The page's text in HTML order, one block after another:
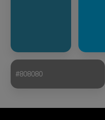
#808080